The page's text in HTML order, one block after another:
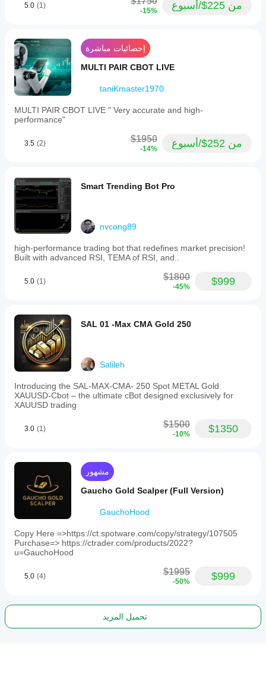
5.0 (1)
-15% من 225$/أسبوع
إحصائيات مباشرة
MULTI PAIR CBOT LIVE
taniKmaster1970
MULTI PAIR CBOT LIVE " Very accurate and high-
performance"
3.5 (2) $1950
-14% من 252$/أسبوع
Smart Trending Bot Pro
nvcong89
high-performance trading bot that redefines market precision!
Built with advanced RSI, TEMA of RSI, and..
5.0 (1) $1800
-45% $999
SAL 01 -Max CMA Gold 250
Salileh
Introducing the SAL-MAX-CMA- 250 Spot METAL Gold
XAUUSD-Cbot – the ultimate cBot designed exclusively for
XAUUSD trading
3.0 (1) $1500
-10% $1350
مشهور
Gaucho Gold Scalper (Full Version)
GauchoHood
Copy Here =>https://ct.spotware.com/copy/strategy/107505
Purchase=> https://ctrader.com/products/2022?
u=GauchoHood
5.0 (4) $1995
-50% $999
تحميل المزيد